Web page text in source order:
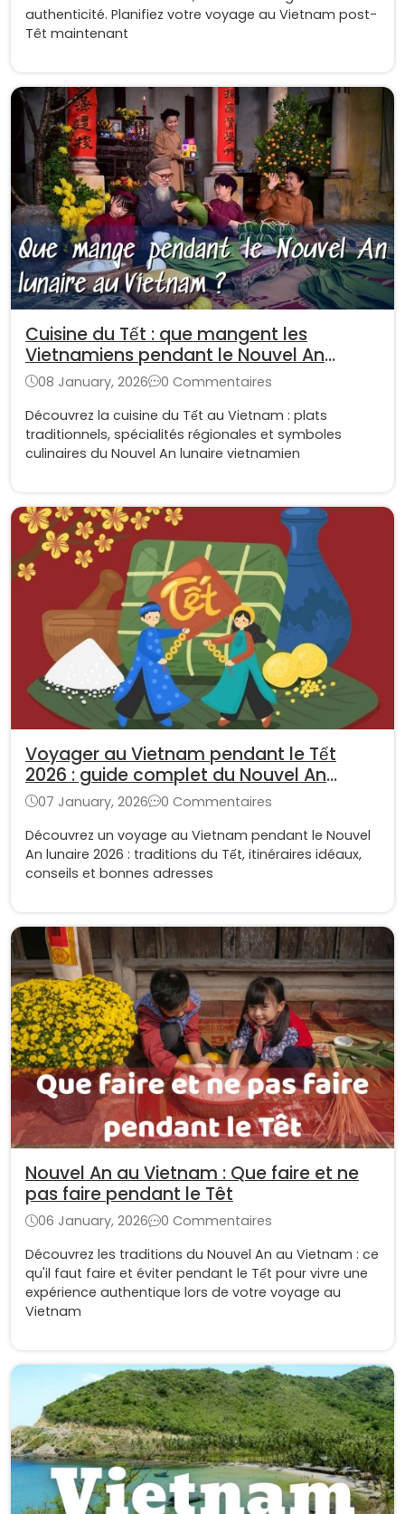
authenticité. Planifiez votre voyage au Vietnam post-
Têt maintenant
Cuisine du Tết : que mangent les
Vietnamiens pendant le Nouvel An
lunaire au Vietnam ?
08 January, 2026
0 Commentaires
Découvrez la cuisine du Tết au Vietnam : plats
traditionnels, spécialités régionales et symboles
culinaires du Nouvel An lunaire vietnamien
Voyager au Vietnam pendant le Tết
2026 : guide complet du Nouvel An
lunaire
07 January, 2026
0 Commentaires
Découvrez un voyage au Vietnam pendant le Nouvel
An lunaire 2026 : traditions du Tết, itinéraires idéaux,
conseils et bonnes adresses
Nouvel An au Vietnam : Que faire et ne
pas faire pendant le Têt
06 January, 2026
0 Commentaires
Découvrez les traditions du Nouvel An au Vietnam : ce
qu'il faut faire et éviter pendant le Tết pour vivre une
expérience authentique lors de votre voyage au
Vietnam